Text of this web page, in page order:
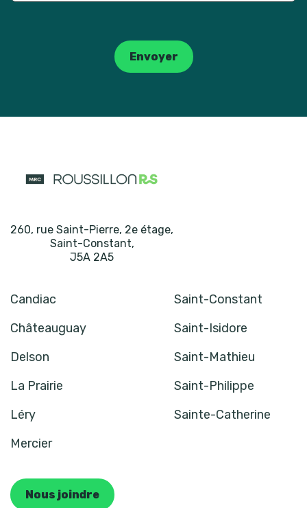
Envoyer
260, rue Saint-Pierre, 2e étage,
Saint-Constant,
J5A 2A5
Candiac
Saint-Constant
Châteauguay
Saint-Isidore
Delson
Saint-Mathieu
La Prairie
Saint-Philippe
Léry
Sainte-Catherine
Mercier
Nous joindre